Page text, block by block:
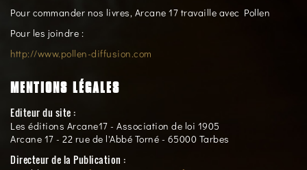
Pour commander nos livres, Arcane 17 travaille avec Pollen
Pour les joindre :
http://www.pollen-diffusion.com
MENTIONS LÉGALES
Editeur du site :
Les éditions Arcane17 - Association de loi 1905
Arcane 17 - 22 rue de l'Abbé Torné - 65000 Tarbes
Directeur de la Publication :